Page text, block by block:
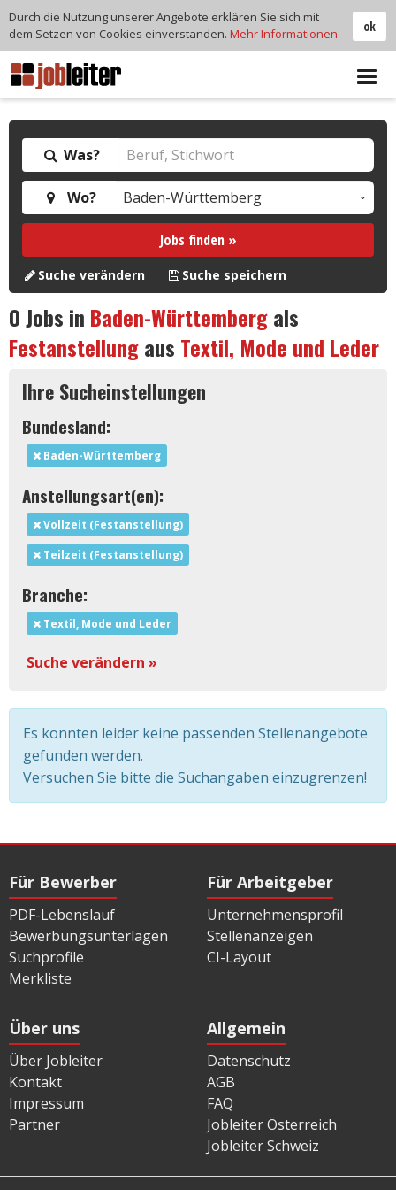
Was?
Wo?
Jobs finden »
Suche verändern Suche speichern
0Jobs in Baden-Württembergals
Festanstellungaus Textil, Mode und Leder
Ihre Sucheinstellungen
Bundesland:
Baden-Württemberg
Anstellungsart(en):
Vollzeit (Festanstellung)
Teilzeit (Festanstellung)
Branche:
Textil, Mode und Leder
Suche verändern »
Es konnten leider keine passenden Stellenangebote
gefunden werden.
Versuchen Sie bitte die Suchangaben einzugrenzen!
Für Bewerber
PDF-Lebenslauf
Bewerbungsunterlagen
Suchprofile
Merkliste
Für Arbeitgeber
Unternehmensprofil
Stellenanzeigen
CI-Layout
Über uns
Über Jobleiter
Kontakt
Impressum
Partner
Allgemein
Datenschutz
AGB
FAQ
Jobleiter Österreich
Jobleiter Schweiz
ok
Durch die Nutzung unserer Angebote erklären Sie sich mit
dem Setzen von Cookies einverstanden. Mehr Informationen